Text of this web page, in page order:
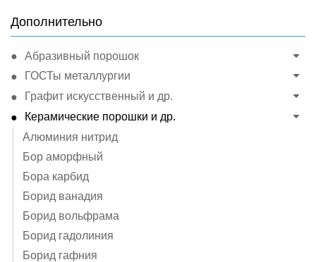
Дополнительно
Абразивный порошок
ГОСТы металлургии
Графит искусственный и др.
Керамические порошки и др.
Алюминия нитрид
Бор аморфный
Бора карбид
Борид ванадия
Борид вольфрама
Борид гадолиния
Борид гафния